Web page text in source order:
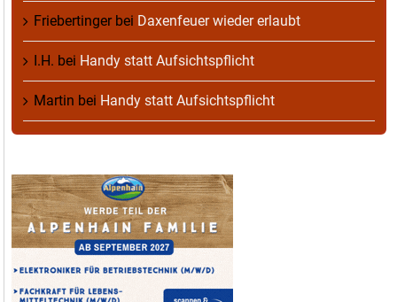
Friebertingerbei Daxenfeuer wieder erlaubt
I.H. bei Handy statt Aufsichtspflicht
Martin bei Handy statt Aufsichtspflicht